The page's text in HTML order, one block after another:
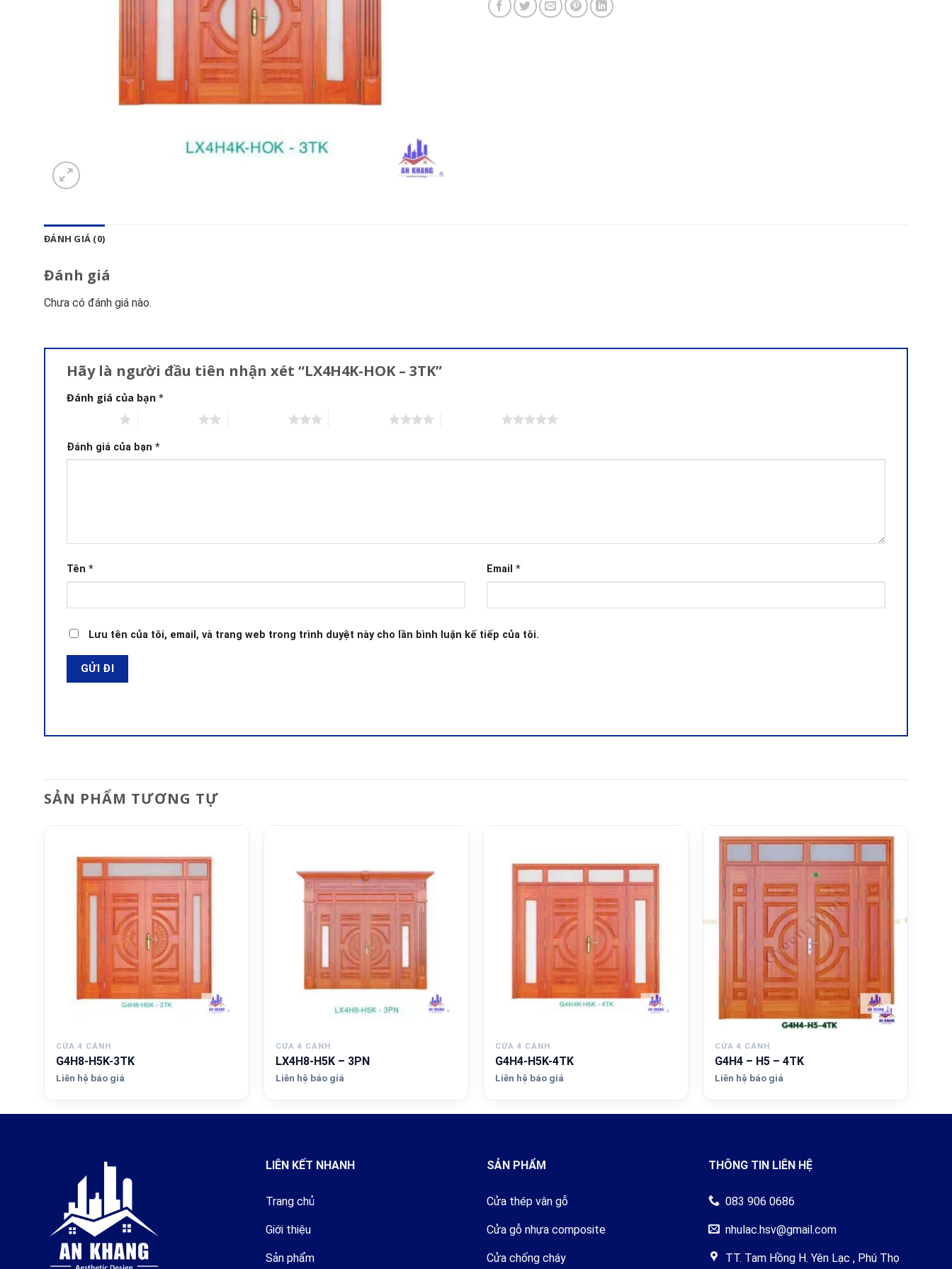
ĐÁNH GIÁ (0)
Đánh giá
Chưa có đánh giá nào.
Hãy là người đầu tiên nhận xét “LX4H4K-HOK – 3TK”
Đánh giá của bạn *
Đánh giá của bạn *
Tên * Email *
Lưu tên của tôi, email, và trang web trong trình duyệt này cho lần bình luận kế tiếp của tôi.
SẢN PHẨM TƯƠNG TỰ
CỬA 4 CÁNH
G4H8-H5K-3TK
Liên hệ báo giá
CỬA 4 CÁNH
LX4H8-H5K – 3PN
Liên hệ báo giá
CỬA 4 CÁNH
G4H4-H5K-4TK
Liên hệ báo giá
CỬA 4 CÁNH
G4H4 – H5 – 4TK
Liên hệ báo giá
LIÊN KẾT NHANH
Trang chủ
Giới thiệu
Sản phẩm
SẢN PHẨM
Cửa thép vân gỗ
Cửa gỗ nhựa composite
Cửa chống cháy
THÔNG TIN LIÊN HỆ
083 906 0686
nhulac.hsv@gmail.com
TT. Tam Hồng H. Yên Lạc , Phú Thọ